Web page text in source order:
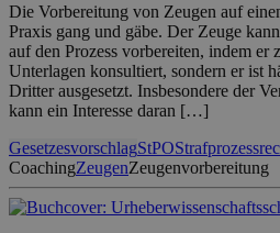
Die Vorbereitung von Zeugen auf
Praxis gang und gäbe. Der Zeuge
auf den Prozess vorbereiten, indem er
Unterlagen konsultiert, sondern er ist
Dritter ausgesetzt. Insbesondere der
kann ein Interesse daran […]
GesetzesvorschlagStPO
CoachingZeugenZeugenvorbereitung